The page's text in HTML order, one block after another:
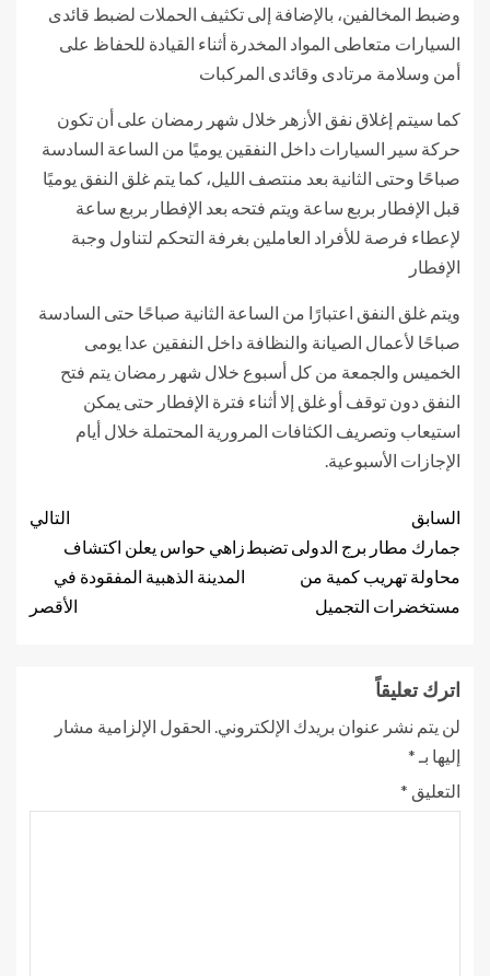
وضبط المخالفين، بالإضافة إلى تكثيف الحملات لضبط قائدى
السيارات متعاطى المواد المخدرة أثناء القيادة للحفاظ على
أمن وسلامة مرتادى وقائدى المركبات
كما سيتم إغلاق نفق الأزهر خلال شهر رمضان على أن تكون
حركة سير السيارات داخل النفقين يوميًا من الساعة السادسة
صباحًا وحتى الثانية بعد منتصف الليل، كما يتم غلق النفق يوميًا
قبل الإفطار بربع ساعة ويتم فتحه بعد الإفطار بربع ساعة
لإعطاء فرصة للأفراد العاملين بغرفة التحكم لتناول وجبة
الإفطار
ويتم غلق النفق اعتبارًا من الساعة الثانية صباحًا حتى السادسة
صباحًا لأعمال الصيانة والنظافة داخل النفقين عدا يومى
الخميس والجمعة من كل أسبوع خلال شهر رمضان يتم فتح
النفق دون توقف أو غلق إلا أثناء فترة الإفطار حتى يمكن
استيعاب وتصريف الكثافات المرورية المحتملة خلال أيام
الإجازات الأسبوعية.
السابق
جمارك مطار برج الدولى تضبط
محاولة تهريب كمية من
مستخضرات التجميل
التالي
زاهي حواس يعلن اكتشاف
المدينة الذهبية المفقودة في
الأقصر
اترك تعليقاً
لن يتم نشر عنوان بريدك الإلكتروني. الحقول الإلزامية مشار
إليها بـ *
التعليق *